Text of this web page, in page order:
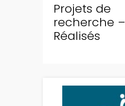
Projets de
recherche –
Réalisés